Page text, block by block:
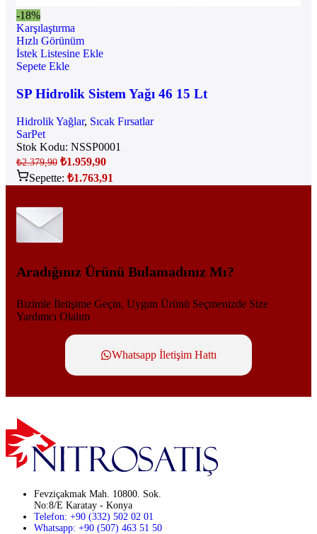
-18%
Karşılaştırma
Hızlı Görünüm
İstek Listesine Ekle
Sepete Ekle
SP Hidrolik Sistem Yağı 46 15 Lt
Hidrolik Yağlar, Sıcak Fırsatlar
SarPet
Stok Kodu: NSSP0001
₺2.379,90 ₺1.959,90
Sepette: ₺1.763,91
Aradığınız Ürünü Bulamadınız Mı?
Bizimle İletişime Geçin, Uygun Ürünü Seçmenizde Size
Yardımcı Olalım
Whatsapp İletişim Hattı
Fevziçakmak Mah. 10800. Sok.
No:8/E Karatay - Konya
Telefon: +90 (332) 502 02 01
Whatsapp: +90 (507) 463 51 50